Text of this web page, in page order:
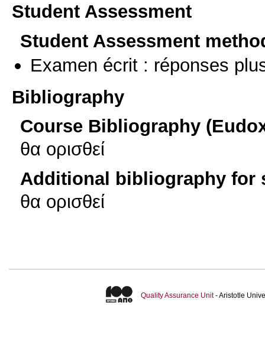
Student Assessment
Student Assessment
Examen écrit : réponses
Bibliography
Course Bibliography
θα ορισθεί
Additional bibliography for
θα ορισθεί
Quality Assurance Unit- Aristotle